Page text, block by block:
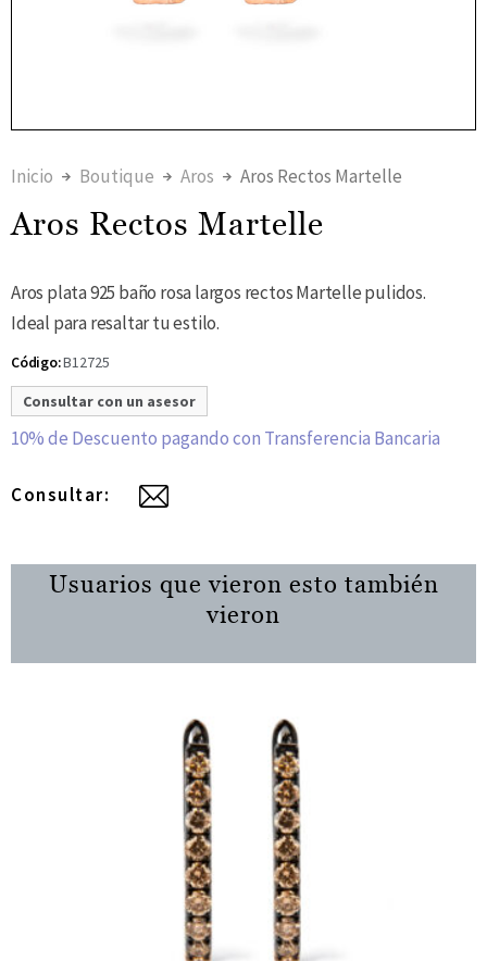
Inicio Boutique Aros Aros Rectos Martelle
Aros Rectos Martelle
Aros plata 925 baño rosa largos rectos Martelle pulidos.
Ideal para resaltar tu estilo.
Código:B12725
Consultar con un asesor
10% de Descuento pagando con Transferencia Bancaria
Consultar:
Usuarios que vieron esto también
vieron